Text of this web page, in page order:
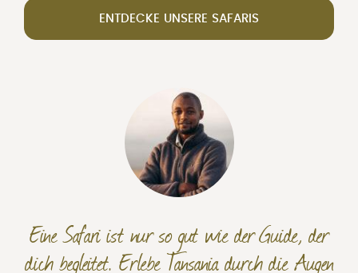
ENTDECKE UNSERE SAFARIS
Eine Safari ist nur so gut wie der Guide, der
dich begleitet. Erlebe Tansania durch die Augen